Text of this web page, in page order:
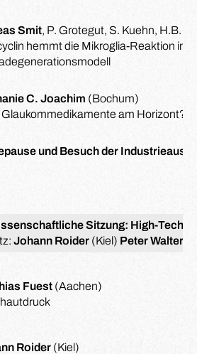
Smit, P. Grotegut, S. Kuehn, H.B.
hemmt die Mikroglia-Reaktion in
C. Joachim (Bochum)
am Horizont?
und Besuch der
Sitzung: High-Tech
Johann Roider (Kiel) Peter Walter
Fuest (Aachen)
Roider (Kiel)